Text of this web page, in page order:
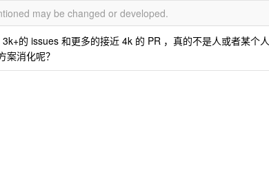
may be changed or developed.
的 issues 和更多的接近 4k 的 PR ，真的不是人或者某个人
消化呢？